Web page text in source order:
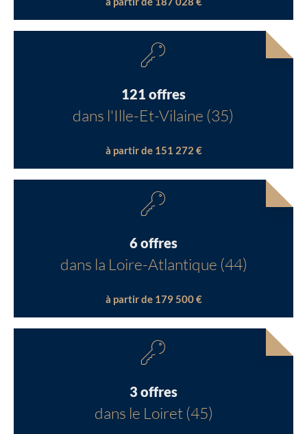
121 offres
dans l'Ille-Et-Vilaine (35)
à partir de 151 272 €
6 offres
dans la Loire-Atlantique (44)
à partir de 179 500 €
3 offres
dans le Loiret (45)